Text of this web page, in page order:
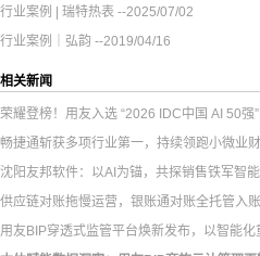
行业案例 | 瑞特热表 --2025/07/02
行业案例｜弘韵 --2019/04/16
相关新闻
荣耀登榜！用友入选 “2026 IDC中国 AI 50强”
畅捷通斩获多项行业第一，持续领跑小微业
沈阳友邦软件：以AI为锚，共探销售铁军智
供应链对账拖慢运营，银账通对账全托管入
用友BIP穿透式监管平台焕新发布，以智能